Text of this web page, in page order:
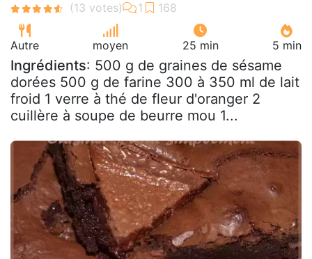
Autre moyen 25 min 5 min
Ingrédients: 500 g de graines de sésame
dorées 500 g de farine 300 à 350 ml de lait
froid 1 verre à thé de fleur d'oranger 2
cuillère à soupe de beurre mou 1...